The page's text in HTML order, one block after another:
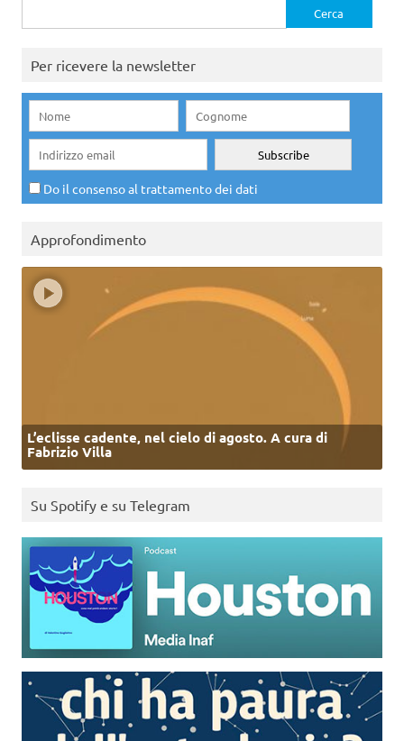
per:
Per ricevere la newsletter
Do il consenso al trattamento dei dati
Approfondimento
L’eclisse cadente, nel cielo di agosto. A cura di
Fabrizio Villa
Su Spotify e su Telegram